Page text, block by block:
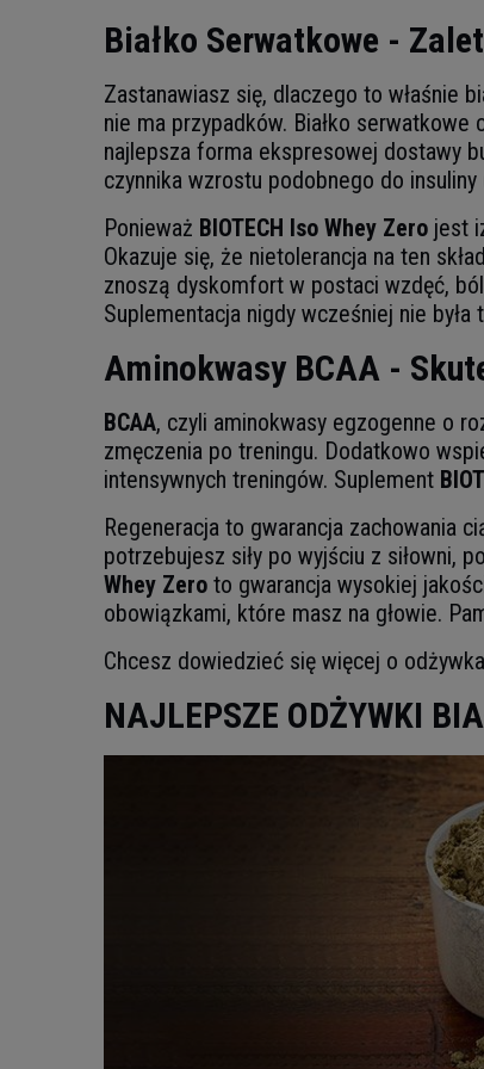
Białko Serwatkowe -
Zastanawiasz się, dlaczego to właśnie
nie ma przypadków. Białko serwatkowe
najlepsza forma ekspresowej dostawy
czynnika wzrostu podobnego do
Ponieważ BIOTECH Iso Whey Zero jest
Okazuje się, że nietolerancja na ten
znoszą dyskomfort w postaci wzdęć,
Suplementacja nigdy wcześniej nie była
Aminokwasy BCAA -
BCAA, czyli aminokwasy egzogenne o
zmęczenia po treningu. Dodatkowo
intensywnych treningów. Suplement
Regeneracja to gwarancja zachowania
potrzebujesz siły po wyjściu z siłowni,
Whey Zero to gwarancja wysokiej
obowiązkami, które masz na głowie.
Chcesz dowiedzieć się więcej o
NAJLEPSZE ODŻYWKI